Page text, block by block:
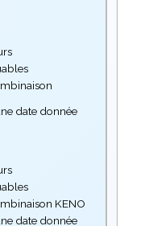
date donnée
KENO
date donnée